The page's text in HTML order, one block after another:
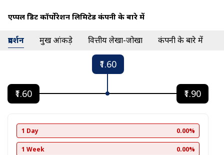
एप्पल क्रेडिट कॉर्पोरेशन लिमिटेड कंपनी के बारे में
प्रदर्शन प्रमुख आंकड़े वित्तीय लेखा-जोखा कंपनी के बारे में
₹1.60
₹1.60 ₹1.90
1 Day 0.00%
1 Week 0.00%